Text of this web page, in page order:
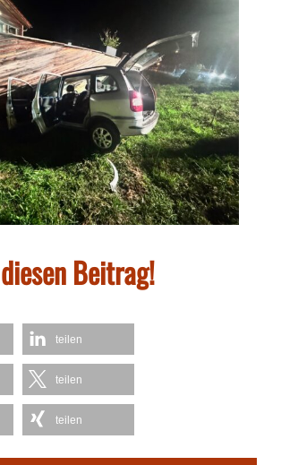
Beitrag!
teilen
teilen
teilen